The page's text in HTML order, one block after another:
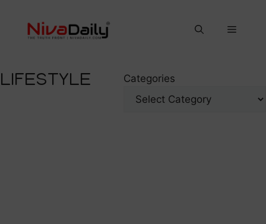
content
Menu
LIFESTYLE Categories